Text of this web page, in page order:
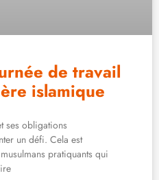
de travail
islamique
ses obligations
un défi. Cela est
pratiquants qui